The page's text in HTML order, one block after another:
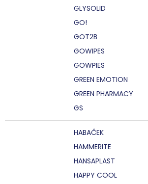
GLYSOLID
GO!
GOT2B
GOWIPES
GOWPIES
GREEN EMOTION
GREEN PHARMACY
GS
HABAČEK
HAMMERITE
HANSAPLAST
HAPPY COOL